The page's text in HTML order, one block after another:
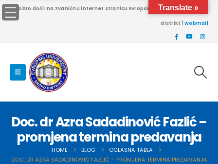
Dobro došli na zvaničnu internet stranicu Evropskog univerziteta Brčko
distrikt |webmail
Doc. dr Azra Sadadinović Fazlić –
promjena termina predavanja
HOME BLOG
OGLASNA TABLA
DOC. DR AZRA SADADINOVIĆ FAZLIĆ – PROMJENA TERMINA PREDAVANJA
Translate »